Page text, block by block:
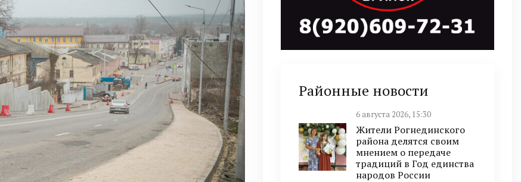
Районные новости
6 августа 2026, 15:30
Жители Рогнединского
района делятся своим
мнением о передаче
традиций в Год единства
народов России